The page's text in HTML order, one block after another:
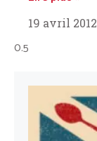
19 avril 2012